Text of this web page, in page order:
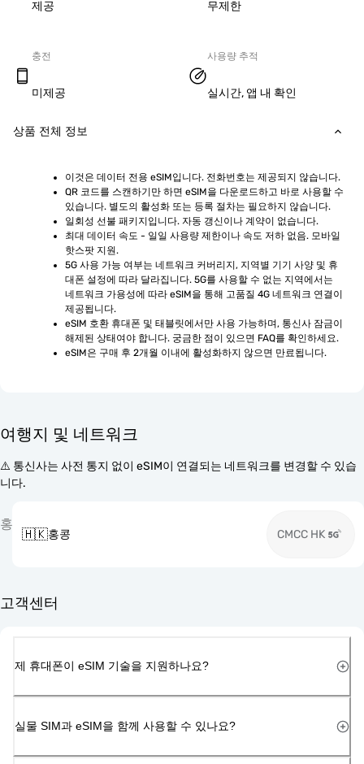
제공 무제한
충전
미제공
사용량 추적
실시간, 앱 내 확인
상품 전체 정보
이것은 데이터 전용 eSIM입니다. 전화번호는 제공되지 않습니다.
QR 코드를 스캔하기만 하면 eSIM을 다운로드하고 바로 사용할 수
있습니다. 별도의 활성화 또는 등록 절차는 필요하지 않습니다.
일회성 선불 패키지입니다. 자동 갱신이나 계약이 없습니다.
최대 데이터 속도 - 일일 사용량 제한이나 속도 저하 없음. 모바일
핫스팟 지원.
5G 사용 가능 여부는 네트워크 커버리지, 지역별 기기 사양 및 휴
대폰 설정에 따라 달라집니다. 5G를 사용할 수 없는 지역에서는
네트워크 가용성에 따라 eSIM을 통해 고품질 4G 네트워크 연결이
제공됩니다.
eSIM 호환 휴대폰 및 태블릿에서만 사용 가능하며, 통신사 잠금이
해제된 상태여야 합니다. 궁금한 점이 있으면 FAQ를 확인하세요.
eSIM은 구매 후 2개월 이내에 활성화하지 않으면 만료됩니다.
여행지 및 네트워크
⚠️ 통신사는 사전 통지 없이 eSIM이 연결되는 네트워크를 변경할 수 있습
니다.
홍
🇭🇰홍콩 CMCC HK
고객센터
제 휴대폰이 eSIM 기술을 지원하나요?
실물 SIM과 eSIM을 함께 사용할 수 있나요?